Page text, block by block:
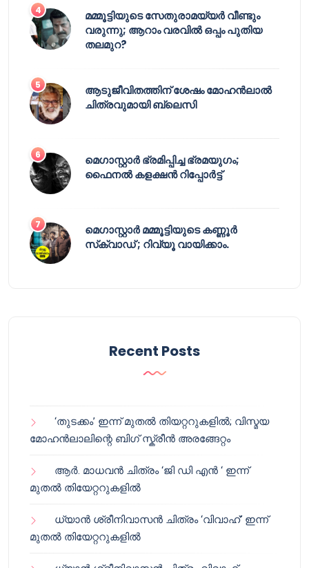
മമ്മൂട്ടിയുടെ സേതുരാമയ്യർ വീണ്ടും
വരുന്നു; ആറാം വരവിൽ ഒപ്പം പുതിയ
തലമുറ?
ആടുജീവിതത്തിന് ശേഷം മോഹൻലാൽ
ചിത്രവുമായി ബ്ലെസി
മെഗാസ്റ്റാർ ഭ്രമിപ്പിച്ച ഭ്രമയുഗം;
ഫൈനൽ കളക്ഷൻ റിപ്പോർട്ട്
മെഗാസ്റ്റാർ മമ്മൂട്ടിയുടെ കണ്ണൂർ
സ്‌ക്വാഡ് ; റിവ്യൂ വായിക്കാം.
Recent Posts
‘തുടക്കം’ ഇന്ന് മുതൽ തിയറ്ററുകളിൽ; വിസ്മയ
മോഹൻലാലിന്റെ ബിഗ് സ്ക്രീൻ അരങ്ങേറ്റം
ആർ. മാധവൻ ചിത്രം ‘ജി ഡി എൻ ‘ ഇന്ന്
മുതൽ തിയേറ്ററുകളിൽ
ധ്യാൻ ശ്രീനിവാസൻ ചിത്രം ‘വിവാഹ്’ ഇന്ന്
മുതൽ തിയേറ്ററുകളിൽ